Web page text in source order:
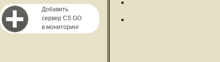
Добавить
сервер CS GO
в мониторинг